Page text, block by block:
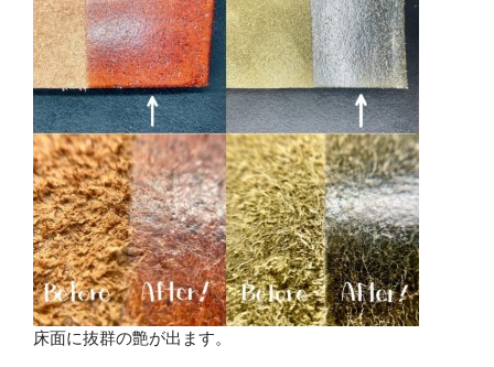
床面に抜群の艶が出ます。